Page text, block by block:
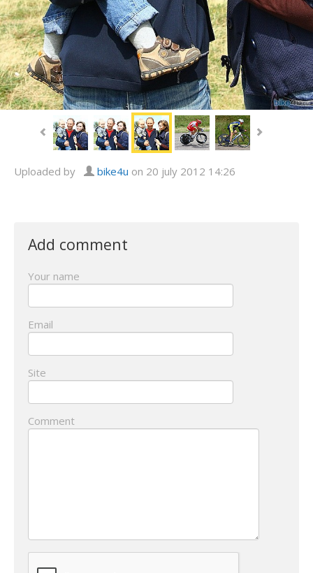
Uploaded by bike4u on 20 july 2012 14:26
Add comment
Your name
Email
Site
Comment